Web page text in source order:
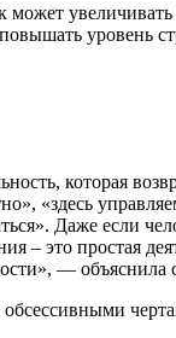
может
уровень
которая
«здесь
Даже если
– это простая
— объяснила